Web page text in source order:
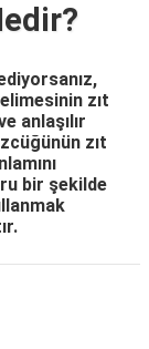
zıt
anlaşılır
zıt
bir şekilde